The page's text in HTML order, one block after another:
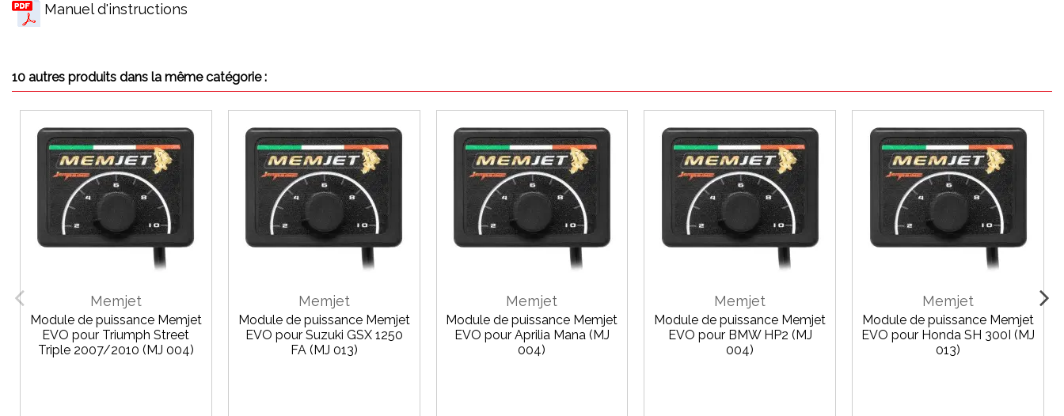
Manuel d'instructions
10 autres produits dans la même catégorie :
Memjet
Module de puissance Memjet
EVO pour Triumph Street
Triple 2007/2010 (MJ 004)
Memjet
Module de puissance Memjet
EVO pour Suzuki GSX 1250
FA (MJ 013)
Memjet
Module de puissance Memjet
EVO pour Aprilia Mana (MJ
004)
Memjet
Module de puissance Memjet
EVO pour BMW HP2 (MJ
004)
Memjet
Module de puissance Memjet
EVO pour Honda SH 300I (MJ
013)